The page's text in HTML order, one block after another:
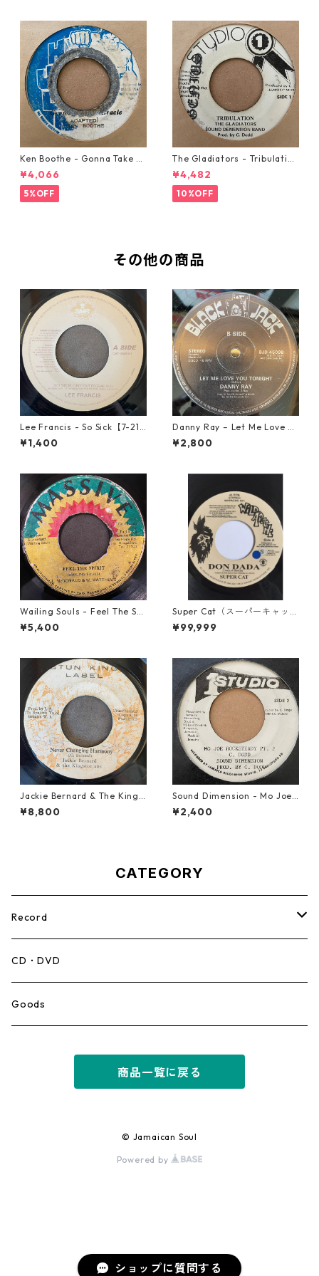
ショップに質問する
Ken Boothe - Gonna Take A
Miracle【7-21362】
¥4,066
5%OFF
The Gladiators - Tribulation
【7-21365】
¥4,482
10%OFF
その他の商品
Lee Francis - So Sick【7-219
25】
¥1,400
Danny Ray – Let Me Love Yo
u Tonight【12-30001】
¥2,800
Wailing Souls - Feel The Spi
rit【7-21955】
¥5,400
Super Cat（スーパーキャッ
ト） - Don Dada【7inch】
¥99,999
Jackie Bernard & The Kings
tonians - Never Changing H
armony【7-21948】
¥8,800
Sound Dimension - Mo Joe
Rock Steady【7-21087】
¥2,400
CATEGORY
Record
Mento,Calypso,Ballad
Ska
Early Dancehall
CD・DVD
Goods
商品一覧に戻る
© Jamaican Soul
Powered by